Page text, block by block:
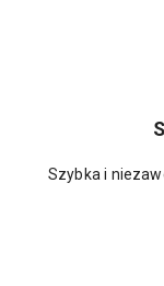
Szybka i